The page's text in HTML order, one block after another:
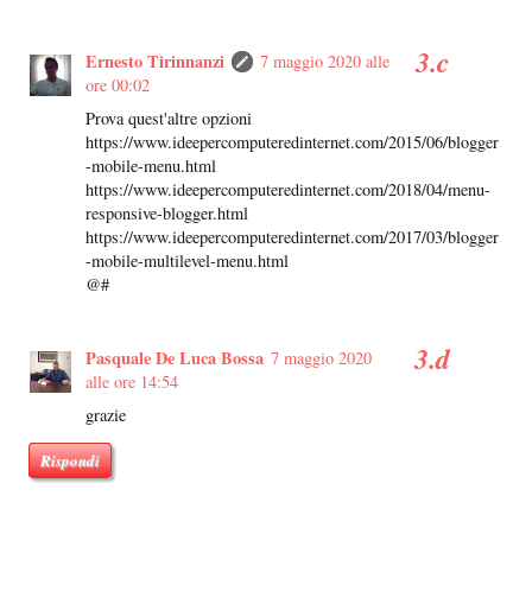
Ernesto Tirinnanzi
7 maggio 2020 alle
ore 00:02
Prova quest'altre opzioni
https://www.ideepercomputeredinternet.com/2015/06/blogger
-mobile-menu.html
https://www.ideepercomputeredinternet.com/2018/04/menu-
responsive-blogger.html
https://www.ideepercomputeredinternet.com/2017/03/blogger
-mobile-multilevel-menu.html
@#
Pasquale De Luca Bossa 7 maggio 2020
alle ore 14:54
grazie
Rispondi